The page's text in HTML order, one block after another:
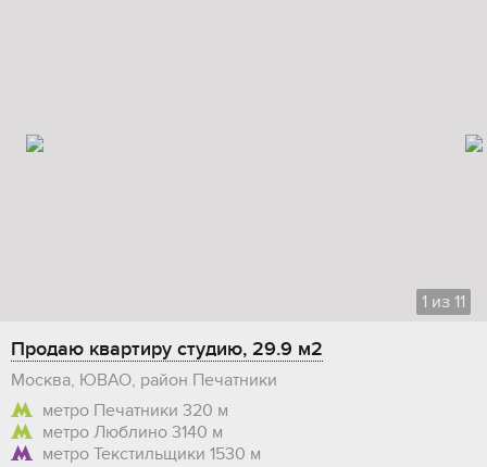
1 из 11
Продаю квартиру студию, 29.9 м2
Москва, ЮВАО, район Печатники
метро Печатники 320 м
метро Люблино 3140 м
метро Текстильщики 1530 м